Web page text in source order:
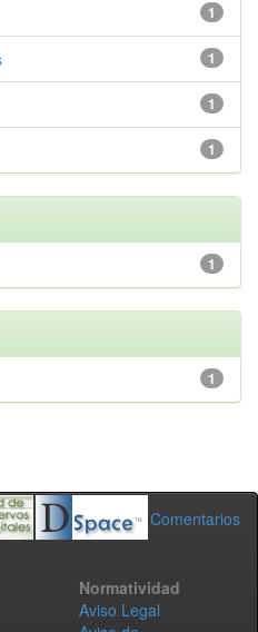
1
1
1
1
1
1
Comentarios
Normatividad
Aviso Legal